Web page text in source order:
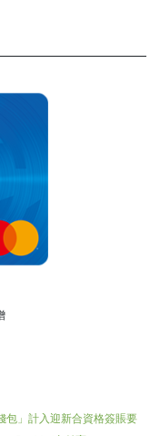
包」計入迎新合資格簽賬要